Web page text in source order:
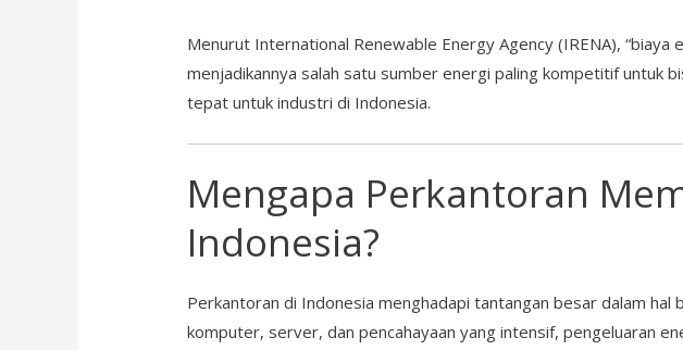
Menurut International Renewable Energy Agency (IRENA),
menjadikannya salah satu sumber energi paling kompetitif untuk
tepat untuk industri di Indonesia.
Mengapa Perkantoran
Indonesia?
Perkantoran di Indonesia menghadapi tantangan besar dalam hal
komputer, server, dan pencahayaan yang intensif, pengeluaran